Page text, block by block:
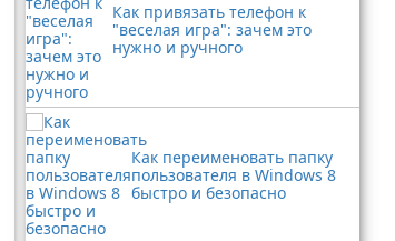
Как привязать телефон к
"веселая игра": зачем это
нужно и ручного
Как переименовать папку
пользователя в Windows 8
быстро и безопасно